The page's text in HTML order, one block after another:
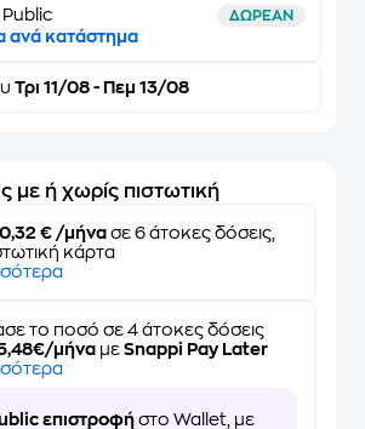
ΔΩΡΕΑΝ
ανά κατάστημα
Τρι 11/08 - Πεμ 13/08
με ή χωρίς πιστωτική
€ /μήνα σε 6 άτοκες δόσεις,
κάρτα
το ποσό σε 4 άτοκες δόσεις
μήνα με Snappi Pay Later
επιστροφή στο Wallet, με